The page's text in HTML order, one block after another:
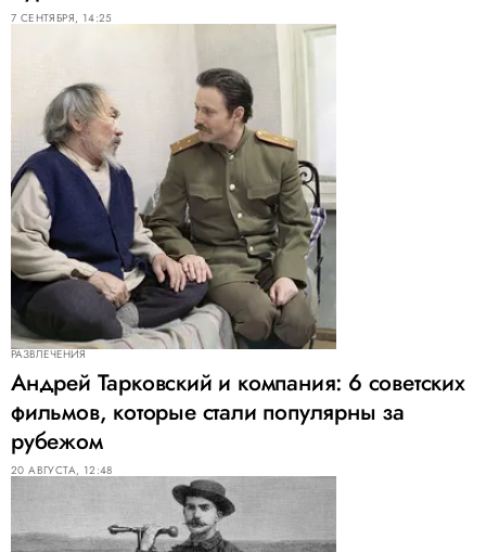
7 СЕНТЯБРЯ, 14:25
РАЗВЛЕЧЕНИЯ
Андрей Тарковский и компания: 6 советских
фильмов, которые стали популярны за
рубежом
20 АВГУСТА, 12:48